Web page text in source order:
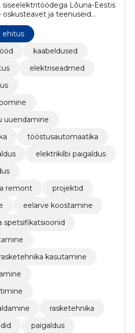
Lõuna-Eestis
ja teenuseid
Meie ettevõtte
üle 10 aasta praktilist
silmapaistva
ehitus
kaabeldused
elektriseadmed
uuendamine
tööstusautomaatika
elektrikilbi paigaldus
remont
projektid
eelarve koostamine
spetsifikatsioonid
kasutamine
rasketehnika
paigaldus